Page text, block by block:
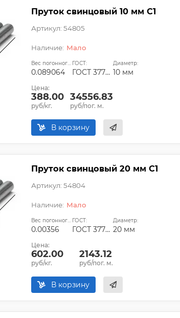
Пруток свинцовый 10 мм С1
Артикул: 54805
Мало
Вес погонного метра, т.:
0.089064
ГОСТ:
ГОСТ 3778-98
Диаметр:
10 мм
Цена:
388.00
руб/кг.
34556.83
руб/пог. м.
В корзину
Пруток свинцовый 20 мм С1
Артикул: 54804
Мало
Вес погонного метра, т.:
0.00356
ГОСТ:
ГОСТ 3778-98
Диаметр:
20 мм
Цена:
602.00
руб/кг.
2143.12
руб/пог. м.
В корзину